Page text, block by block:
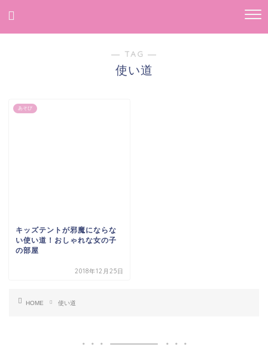
― TAG ―
使い道
あそび
キッズテントが邪魔にならな
い使い道！おしゃれな女の子
の部屋
2018年12月25日
HOME 使い道